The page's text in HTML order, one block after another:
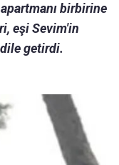
birbirine
eşi Sevim'in
dile getirdi.